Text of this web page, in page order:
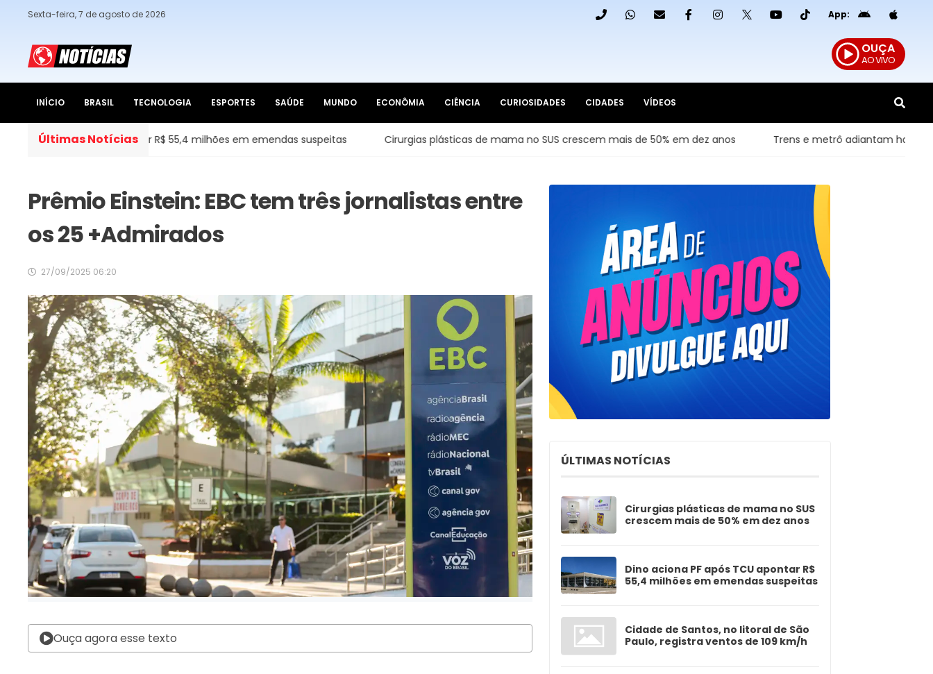
Sexta-feira, 7 de agosto de 2026 App:
OUÇA
AO VIVO
INÍCIO BRASIL TECNOLOGIA ESPORTES SAÚDE MUNDO ECONÔMIA CIÊNCIA CURIOSIDADES CIDADES VÍDEOS
Últimas Notícias
após TCU apontar R$ 55,4 milhões em emendas suspeitas Cirurgias plásticas de mama no SUS crescem mais de 50% em dez anos Trens e metrô adiantam horário de pico no
Prêmio Einstein: EBC tem três jornalistas entre
os 25 +Admirados
27/09/2025 06:20
Ouça agora esse texto
ÚLTIMAS NOTÍCIAS
Cirurgias plásticas de mama no SUS
crescem mais de 50% em dez anos
Dino aciona PF após TCU apontar R$
55,4 milhões em emendas suspeitas
Cidade de Santos, no litoral de São
Paulo, registra ventos de 109 km/h